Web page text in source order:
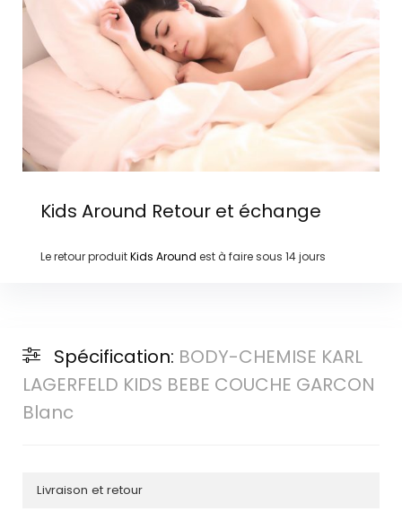
Kids Around Retour et échange
Le retour produitKids Around est à faire sous 14 jours
Spécification: BODY-CHEMISE KARL
LAGERFELD KIDS BEBE COUCHE GARCON
Blanc
Livraison et retour